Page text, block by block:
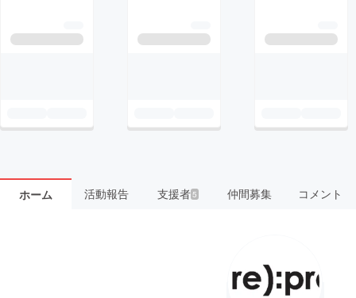
ホーム 活動報告 支援者5 仲間募集 コメント